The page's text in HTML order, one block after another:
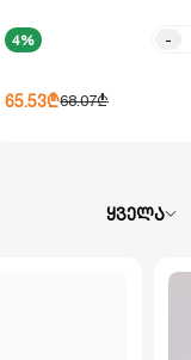
4% -
65.53₾68.07₾
ყველა